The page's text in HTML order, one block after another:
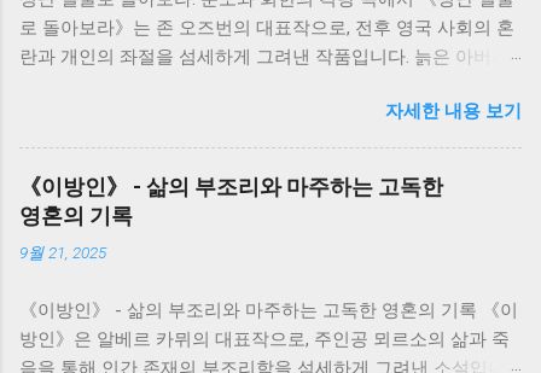
속에서도 꿋꿋하게 자신의 삶을 지켜나가려는 의지를 보여줍니
다. 그녀의 삶은 마치 끊임없이 흐르는 강물처럼, 때로는 잔잔하
게, 때로는 격렬하게 흘러갑니다. 저는 서희의 삶을 따라가면서,
그리고 그럼에도 불구하고 인간이 지닌 생존과 번영에 대한 강
한 의지를 느낄 수 있었습니다. 소설 속 인물들은 저마다의 고유
한 개성과 사연을 가지고 있습니다. 그들은 서로 얽히고설키며,
복잡한 인간관계를 만들어냅니다. 이러한 인물들의 관계는 단
이기도 합니다. 특히, 봉수와 서희의 관계는 시대적 배경과 맞물
시대의 아픔과 희생을 담고 있으며, 그들의 관계를 통해 저는 사
랑과 이별, 그리고 희생의 의미를 다시 한번 생각해 보게 되었습
로 돌아보라》는 존 오즈번의 대표작으로, 전후 영국 사회의 혼
란과 개인의 좌절을 섬세하게 그려낸 작품입니다. 늙은 아버지
화 속에서 흔들리는 인간의 존재와 가족 관계의 의미를 깊이 있
게 사유하게 만듭니다. 저는 이 책을 읽으면서, 단순한 가족극을
넘어, 시대의 아픔과 개인의 고독이 만들어내는 격렬한 감정의
소용돌이를 경험했습니다. 책의 주인공인 지미 포터는 전쟁 후
삶의 낙오자로 전락한 인물입니다. 그는 젊은 시절의 꿈과 열정
을 잃어버리고, 끊임없는 자기혐오와 불안에 시달립니다. 아버
제가 됩니다. 아버지는 낡은 가치관에 집착하며, 변화하는 시대
에 적응하지 못하는 모습을 보여줍니다. 지미는 아버지의 낡은
자세한 내용 보기
《이방인》 - 삶의 부조리와 마주하는 고독한
영혼의 기록
9월 21, 2025
《이방인》 - 삶의 부조리와 마주하는 고독한 영혼의 기록 《이
방인》은 알베르 카뮈의 대표작으로, 주인공 뫼르소의 삶과 죽
음을 통해 인간 존재의 부조리함을 섬세하게 그려낸 소설입니